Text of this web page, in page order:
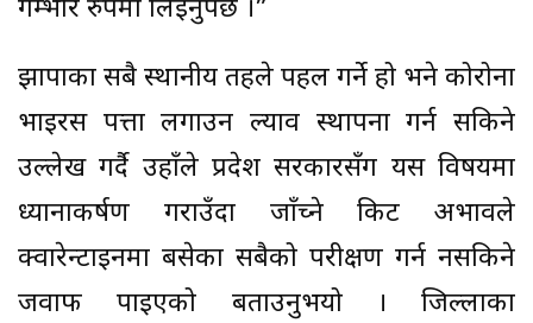
गम्भीर रुपमा लिइनुपर्छ ।”
झापाका सबै स्थानीय तहले पहल गर्ने हो भने कोरोना
भाइरस पत्ता लगाउन ल्याव स्थापना गर्न सकिने
उल्लेख गर्दै उहाँले प्रदेश सरकारसँग यस विषयमा
ध्यानाकर्षण गराउँदा जाँच्ने किट अभावले
क्वारेन्टाइनमा बसेका सबैको परीक्षण गर्न नसकिने
जवाफ पाइएको बताउनुभयो । जिल्लाका